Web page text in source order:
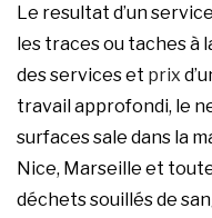
Le resultat d’un
les traces ou taches à
des services et prix
travail approfondi, le
surfaces sale dans la
Nice, Marseille et
déchets souillés de